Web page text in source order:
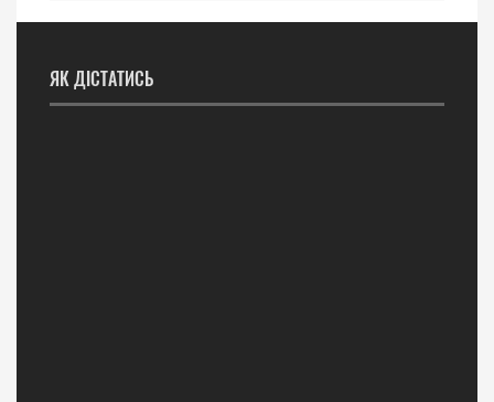
ЯК ДІСТАТИСЬ